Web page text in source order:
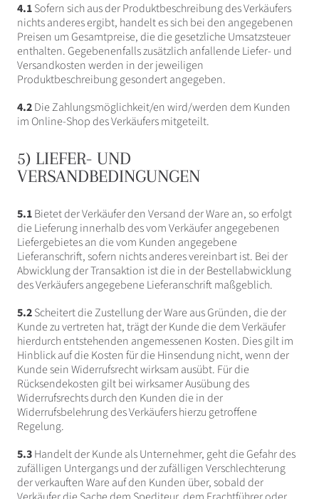
4.1Sofern sich aus der Produktbeschreibung des Verkäufers
nichts anderes ergibt, handelt es sich bei den angegebenen
Preisen um Gesamtpreise, die die gesetzliche Umsatzsteuer
enthalten. Gegebenenfalls zusätzlich anfallende Liefer- und
Versandkosten werden in der jeweiligen
Produktbeschreibung gesondert angegeben.
4.2Die Zahlungsmöglichkeit/en wird/werden dem Kunden
im Online-Shop des Verkäufers mitgeteilt.
5) LIEFER- UND
VERSANDBEDINGUNGEN
5.1Bietet der Verkäufer den Versand der Ware an, so erfolgt
die Lieferung innerhalb des vom Verkäufer angegebenen
Liefergebietes an die vom Kunden angegebene
Lieferanschrift, sofern nichts anderes vereinbart ist. Bei der
Abwicklung der Transaktion ist die in der Bestellabwicklung
des Verkäufers angegebene Lieferanschrift maßgeblich.
5.2Scheitert die Zustellung der Ware aus Gründen, die der
Kunde zu vertreten hat, trägt der Kunde die dem Verkäufer
hierdurch entstehenden angemessenen Kosten. Dies gilt im
Hinblick auf die Kosten für die Hinsendung nicht, wenn der
Kunde sein Widerrufsrecht wirksam ausübt. Für die
Rücksendekosten gilt bei wirksamer Ausübung des
Widerrufsrechts durch den Kunden die in der
Widerrufsbelehrung des Verkäufers hierzu getroffene
Regelung.
5.3Handelt der Kunde als Unternehmer, geht die Gefahr des
zufälligen Untergangs und der zufälligen Verschlechterung
der verkauften Ware auf den Kunden über, sobald der